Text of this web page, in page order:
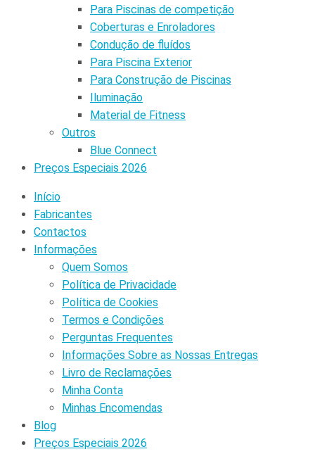
Para Piscinas de competição
Coberturas e Enroladores
Condução de fluídos
Para Piscina Exterior
Para Construção de Piscinas
Iluminação
Material de Fitness
Outros
Blue Connect
Preços Especiais 2026
Início
Fabricantes
Contactos
Informações
Quem Somos
Política de Privacidade
Política de Cookies
Termos e Condições
Perguntas Frequentes
Informações Sobre as Nossas Entregas
Livro de Reclamações
Minha Conta
Minhas Encomendas
Blog
Preços Especiais 2026